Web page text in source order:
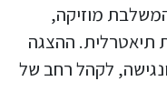
מוזיקה,
תיאטרלית. ההצגה
לקהל רחב של